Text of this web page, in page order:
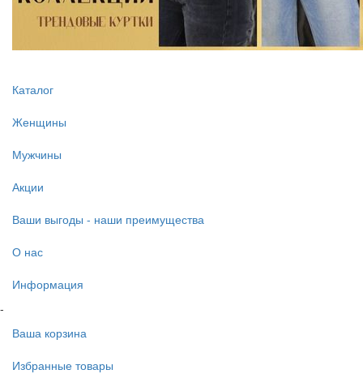
Каталог
Женщины
Мужчины
Акции
Ваши выгоды - наши преимущества
О нас
Информация
-
Ваша корзина
Избранные товары